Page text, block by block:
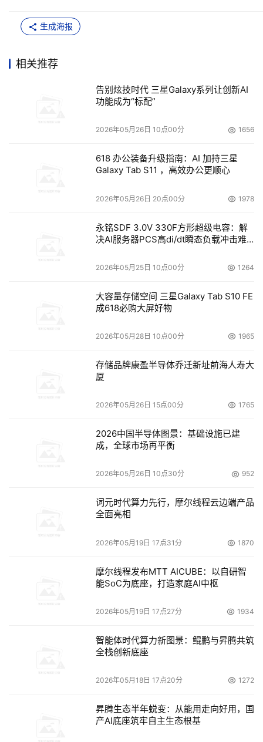
生成海报
相关推荐
告别炫技时代 三星Galaxy系列让创新AI
功能成为“标配”
2026年05月26日 10点00分 1656
618 办公装备升级指南：AI 加持三星
Galaxy Tab S11 ，高效办公更顺心
2026年05月26日 20点00分 1978
永铭SDF 3.0V 330F方形超级电容：解
决AI服务器PCS高di/dt瞬态负载冲击难
2026年05月25日 10点00分 1264
大容量存储空间 三星Galaxy Tab S10 FE
成618必购大屏好物
2026年05月28日 10点00分 1965
存储品牌康盈半导体乔迁新址前海人寿大
厦
2026年05月26日 15点00分 1765
2026中国半导体图景：基础设施已建
成，全球市场再平衡
2026年05月26日 10点30分 952
词元时代算力先行，摩尔线程云边端产品
全面亮相
2026年05月19日 17点31分 1870
摩尔线程发布MTT AICUBE：以自研智
能SoC为底座，打造家庭AI中枢
2026年05月19日 17点27分 1934
智能体时代算力新图景：鲲鹏与昇腾共筑
全栈创新底座
2026年05月18日 17点20分 1272
昇腾生态半年蜕变：从能用走向好用，国
产AI底座筑牢自主生态根基